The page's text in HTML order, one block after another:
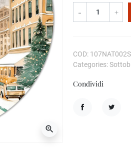
zoom_in
- +
COD:
Categories:
Condividi